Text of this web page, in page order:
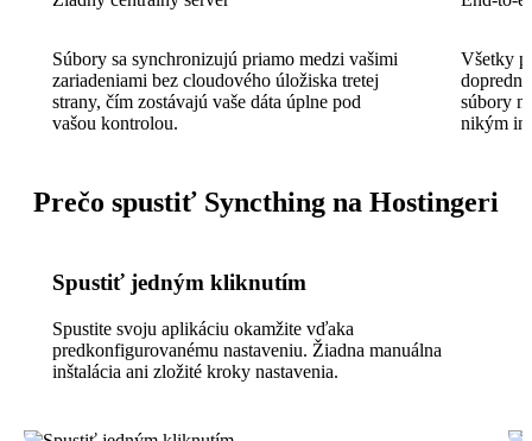
Súbory sa synchronizujú priamo medzi vašimi
zariadeniami bez cloudového úložiska tretej
strany, čím zostávajú vaše dáta úplne pod
vašou kontrolou.
Všetky
súbory
nikým
Prečo spustiť Syncthing na Hostingeri
Spustiť jedným kliknutím
Spustite svoju aplikáciu okamžite vďaka
predkonfigurovanému nastaveniu. Žiadna manuálna
inštalácia ani zložité kroky nastavenia.